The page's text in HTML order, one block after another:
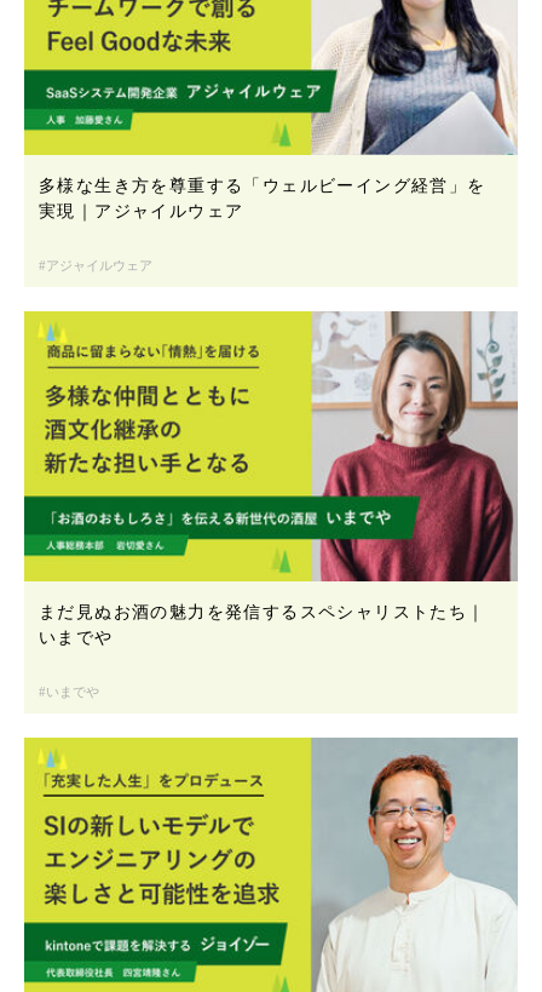
多様な生き方を尊重する「ウェルビーイング経営」を
実現｜アジャイルウェア
アジャイルウェア
まだ見ぬお酒の魅力を発信するスペシャリストたち｜
いまでや
いまでや